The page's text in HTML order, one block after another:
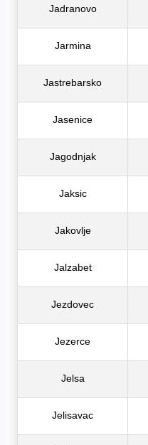
Jadranovo
Jarmina
Jastrebarsko
Jasenice
Jagodnjak
Jaksic
Jakovlje
Jalzabet
Jezdovec
Jezerce
Jelsa
Jelisavac